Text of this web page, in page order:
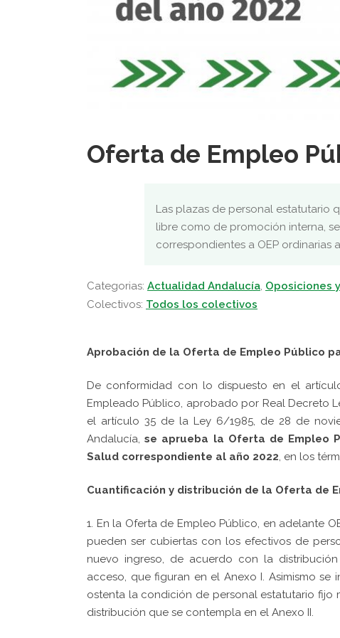
Oferta de Empleo
Las plazas de personal estatutario
libre como de promoción interna,
correspondientes a OEP ordinarias
Categorias: Actualidad Andalucía Oposiciones
Colectivos: Todos los colectivos
Aprobación de la Oferta de Empleo Público
De conformidad con lo dispuesto en el
Empleado Público, aprobado por Real Decreto
el artículo 35 de la Ley 6/1985, de 28 de
Andalucía,se aprueba la Oferta de Empleo
Salud correspondiente al año 2022 , en los
Cuantificación y distribución de la Oferta de
1. En la Oferta de Empleo Público, en adelante
pueden ser cubiertas con los efectivos de
nuevo ingreso, de acuerdo con la
acceso, que figuran en el Anexo I. Asimismo
ostenta la condición de personal estatutario fijo
distribución que se contempla en el Anexo II.